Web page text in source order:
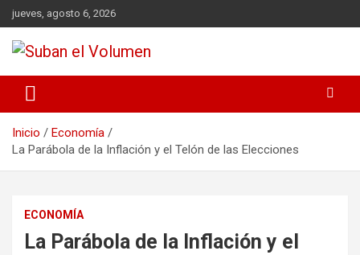
jueves, agosto 6, 2026
Suban el Volumen
Departamento Santamaría
Inicio
Economía
La Parábola de la Inflación y el Telón de las Elecciones
ECONOMÍA
La Parábola de la Inflación y el